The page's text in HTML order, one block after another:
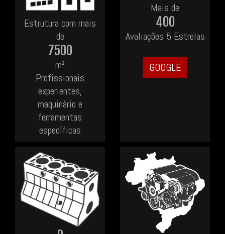
Estrutura com mais
de
7500
m²
Profissionais
experientes,
maquinário e
ferramentas
específicas
Mais de
400
Avaliações 5 Estrelas
GOOGLE